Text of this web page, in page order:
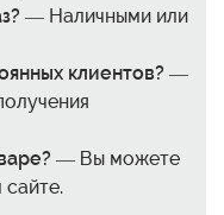
— Наличными или
клиентов? —
— Вы можете
сайте.